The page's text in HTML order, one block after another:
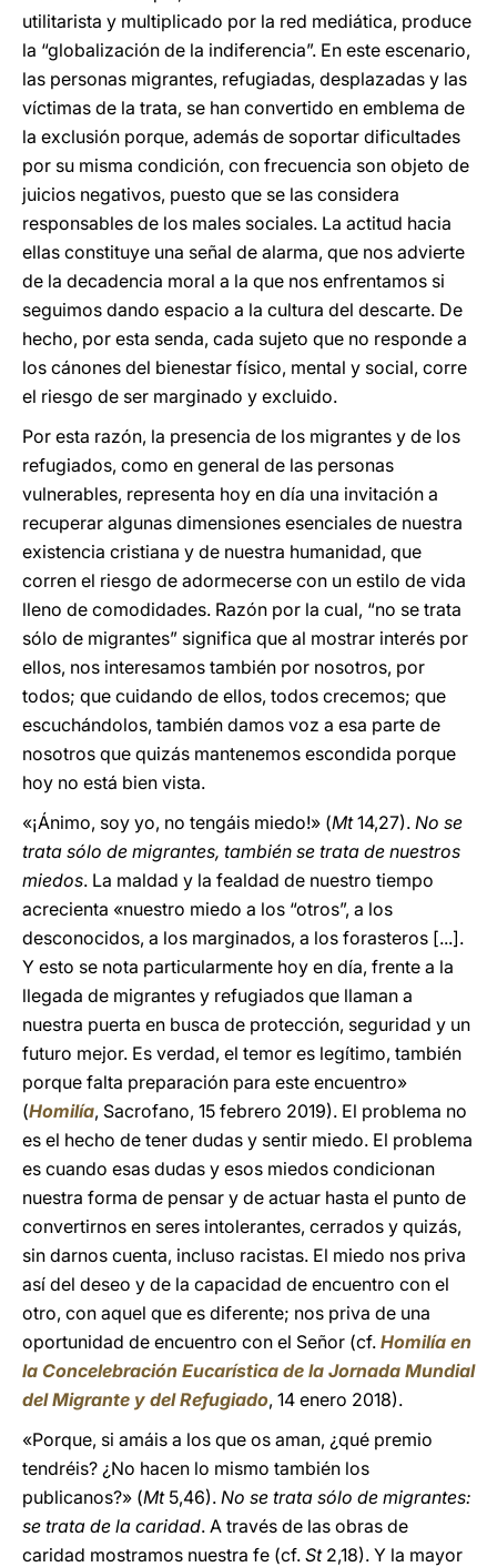
utilitarista y multiplicado por la red mediática, produce
la “globalización de la indiferencia”. En este escenario,
las personas migrantes, refugiadas, desplazadas y las
víctimas de la trata, se han convertido en emblema de
la exclusión porque, además de soportar dificultades
por su misma condición, con frecuencia son objeto de
juicios negativos, puesto que se las considera
responsables de los males sociales. La actitud hacia
ellas constituye una señal de alarma, que nos advierte
de la decadencia moral a la que nos enfrentamos si
seguimos dando espacio a la cultura del descarte. De
hecho, por esta senda, cada sujeto que no responde a
los cánones del bienestar físico, mental y social, corre
el riesgo de ser marginado y excluido.
Por esta razón, la presencia de los migrantes y de los
refugiados, como en general de las personas
vulnerables, representa hoy en día una invitación a
recuperar algunas dimensiones esenciales de nuestra
existencia cristiana y de nuestra humanidad, que
corren el riesgo de adormecerse con un estilo de vida
lleno de comodidades. Razón por la cual, “no se trata
sólo de migrantes” significa que al mostrar interés por
ellos, nos interesamos también por nosotros, por
todos; que cuidando de ellos, todos crecemos; que
escuchándolos, también damos voz a esa parte de
nosotros que quizás mantenemos escondida porque
hoy no está bien vista.
«¡Ánimo, soy yo, no tengáis miedo!» (Mt14,27). No se
trata sólo de migrantes, también se trata de nuestros
miedos. La maldad y la fealdad de nuestro tiempo
acrecienta «nuestro miedo a los “otros”, a los
desconocidos, a los marginados, a los forasteros [...].
Y esto se nota particularmente hoy en día, frente a la
llegada de migrantes y refugiados que llaman a
nuestra puerta en busca de protección, seguridad y un
futuro mejor. Es verdad, el temor es legítimo, también
porque falta preparación para este encuentro»
(Homilía, Sacrofano, 15 febrero 2019). El problema no
es el hecho de tener dudas y sentir miedo. El problema
es cuando esas dudas y esos miedos condicionan
nuestra forma de pensar y de actuar hasta el punto de
convertirnos en seres intolerantes, cerrados y quizás,
sin darnos cuenta, incluso racistas. El miedo nos priva
así del deseo y de la capacidad de encuentro con el
otro, con aquel que es diferente; nos priva de una
oportunidad de encuentro con el Señor (cf. Homilía en
la Concelebración Eucarística de la Jornada Mundial
del Migrante y del Refugiado, 14 enero 2018).
«Porque, si amáis a los que os aman, ¿qué premio
tendréis? ¿No hacen lo mismo también los
publicanos?» (Mt5,46). No se trata sólo de migrantes:
se trata de la caridad. A través de las obras de
caridad mostramos nuestra fe (cf. St2,18). Y la mayor